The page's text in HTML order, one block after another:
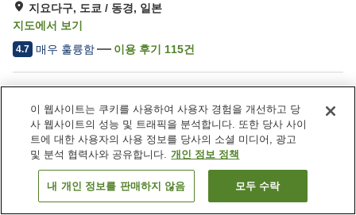
지요다구, 도쿄 / 동경, 일본
지도에서 보기
4.7 매우 훌륭함 이용 후기 115건
사우나
스파 / 미용실
피트니스 클럽 / 헬스장
레스토랑
객실 보기
이 웹사이트는 쿠키를 사용하여 사용자 경험을 개선하고 당
사 웹사이트의 성능 및 트래픽을 분석합니다. 또한 당사 사이
트에 대한 사용자의 사용 정보를 당사의 소셜 미디어, 광고
및 분석 협력사와 공유합니다. 개인 정보 정책
내 개인 정보를 판매하지 않음 모두 수락